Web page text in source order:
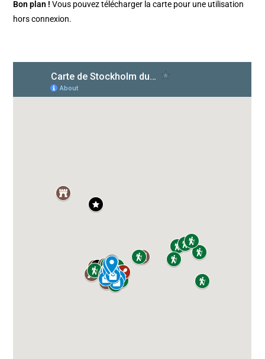
Bon plan ! Vous pouvez télécharger la carte pour une utilisation
hors connexion.